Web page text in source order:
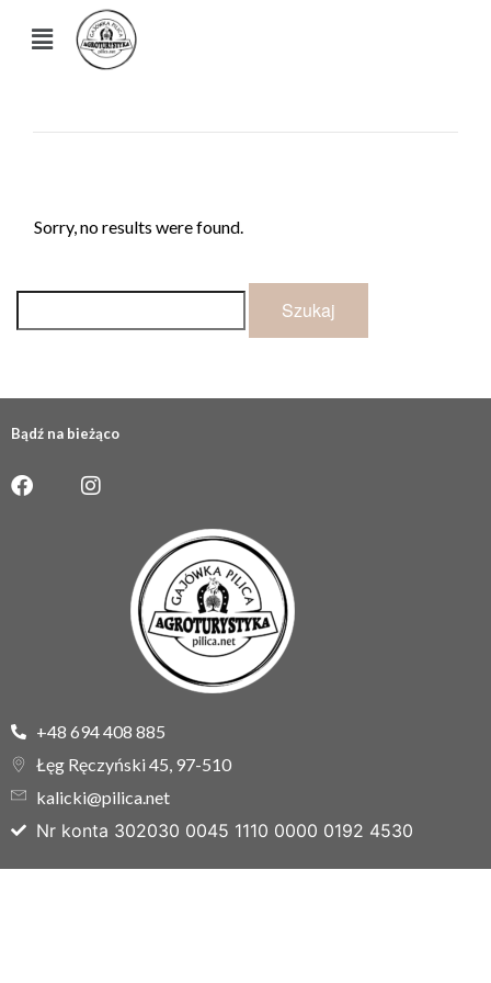
Sorry, no results were found.
Bądź na bieżąco
+48 694 408 885
Łęg Ręczyński 45, 97-510
kalicki@pilica.net
Nr konta 302030 0045 1110 0000 0192 4530